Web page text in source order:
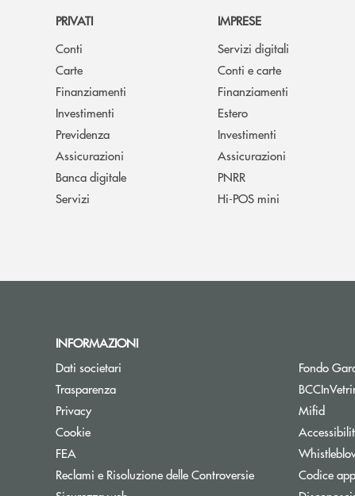
PRIVATI
Conti
Carte
Finanziamenti
Investimenti
Previdenza
Assicurazioni
Banca digitale
Servizi
IMPRESE
Servizi digitali
Conti e carte
Finanziamenti
Estero
Investimenti
Assicurazioni
PNRR
Hi-POS mini
INFORMAZIONI
Dati societari
Trasparenza
Privacy
Cookie
FEA
Reclami e Risoluzione delle Controversie
Fondo
Mifid
Codice